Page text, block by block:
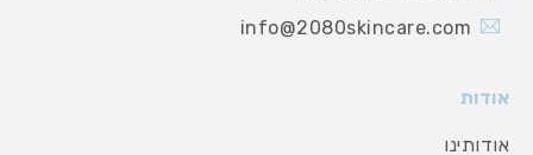
info@2080skincare.com
אודות
אודותינו